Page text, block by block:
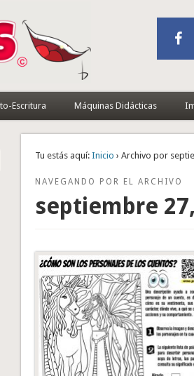
Escritura Máquinas Didácticas
Tu estás aquí: Inicio › Archivo por
NAVEGANDO POR EL ARCHIVO
septiembre